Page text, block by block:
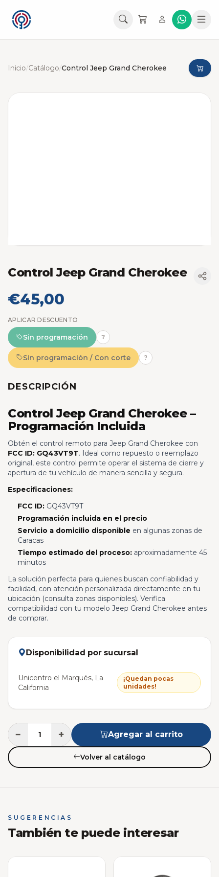
Inicio/Catálogo/Control Jeep Grand Cherokee
Control Jeep Grand Cherokee
€45,00
APLICAR DESCUENTO
Sin programación ?
Sin programación / Con corte ?
DESCRIPCIÓN
Control Jeep Grand Cherokee –
Programación Incluida
Obtén el control remoto para Jeep Grand Cherokee con
FCC ID: GQ43VT9T. Ideal como repuesto o reemplazo
original, este control permite operar el sistema de cierre y
apertura de tu vehículo de manera sencilla y segura.
Especificaciones:
FCC ID:GQ43VT9T
Programación incluida en el precio
Servicio a domicilio disponible en algunas zonas de
Caracas
Tiempo estimado del proceso:aproximadamente 45
minutos
La solución perfecta para quienes buscan confiabilidad y
facilidad, con atención personalizada directamente en tu
ubicación (consulta zonas disponibles). Verifica
compatibilidad con tu modelo Jeep Grand Cherokee antes
de comprar.
Disponibilidad por sucursal
Unicentro el Marqués, La
California
¡Quedan pocas
unidades!
− + Agregar al carrito
Volver al catálogo
SUGERENCIAS
También te puede interesar